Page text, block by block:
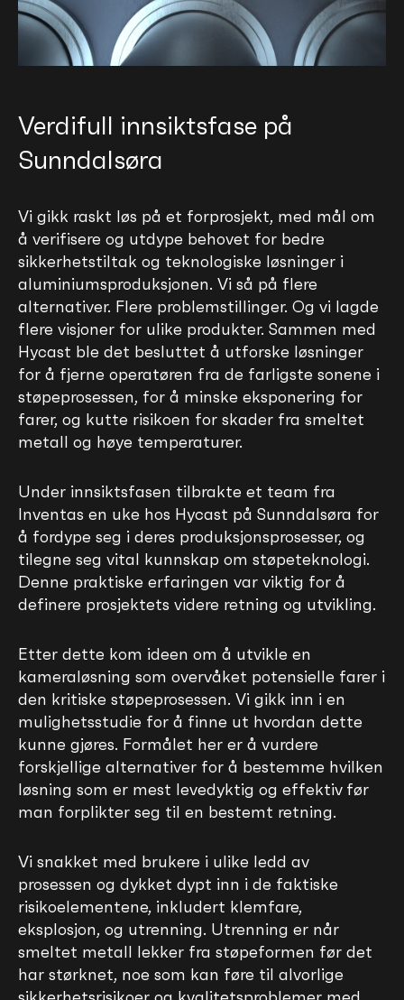
Verdifull innsiktsfase på
Sunndalsøra
Vi gikk raskt løs på et forprosjekt, med mål om
å verifisere og utdype behovet for bedre
sikkerhetstiltak og teknologiske løsninger i
aluminiumsproduksjonen. Vi så på flere
alternativer. Flere problemstillinger. Og vi lagde
flere visjoner for ulike produkter. Sammen med
Hycast ble det besluttet å utforske løsninger
for å fjerne operatøren fra de farligste sonene i
støpeprosessen, for å minske eksponering for
farer, og kutte risikoen for skader fra smeltet
metall og høye temperaturer.
Under innsiktsfasen tilbrakte et team fra
Inventas en uke hos Hycast på Sunndalsøra for
å fordype seg i deres produksjonsprosesser, og
tilegne seg vital kunnskap om støpeteknologi.
Denne praktiske erfaringen var viktig for å
definere prosjektets videre retning og utvikling.
Etter dette kom ideen om å utvikle en
kameraløsning som overvåket potensielle farer i
den kritiske støpeprosessen. Vi gikk inn i en
mulighetsstudie for å finne ut hvordan dette
kunne gjøres. Formålet her er å vurdere
forskjellige alternativer for å bestemme hvilken
løsning som er mest levedyktig og effektiv før
man forplikter seg til en bestemt retning.
Vi snakket med brukere i ulike ledd av
prosessen og dykket dypt inn i de faktiske
risikoelementene, inkludert klemfare,
eksplosjon, og utrenning. Utrenning er når
smeltet metall lekker fra støpeformen før det
har størknet, noe som kan føre til alvorlige